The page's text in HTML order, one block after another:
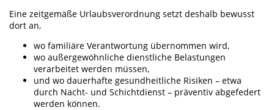
Eine zeitgemäße Urlaubsverordnung setzt deshalb bewusst
dort an,
wo familiäre Verantwortung übernommen wird,
wo außergewöhnliche dienstliche Belastungen
verarbeitet werden müssen,
und wo dauerhafte gesundheitliche Risiken – etwa
durch Nacht- und Schichtdienst – präventiv abgefedert
werden können.